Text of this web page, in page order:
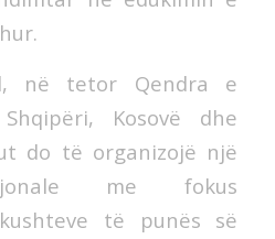
në tetor Qendra e
Kosovë dhe
do të organizojë një
me fokus
të punës së